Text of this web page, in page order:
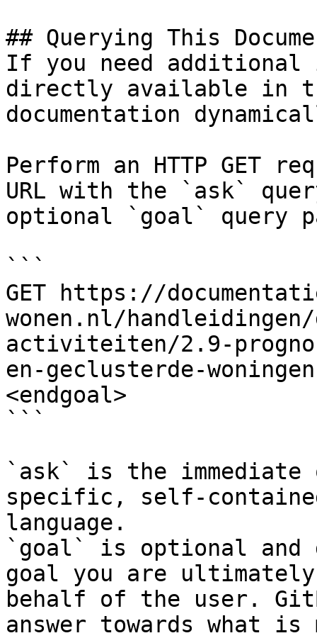
## Querying This
If you need
directly available in
documentation
Perform an HTTP GET
URL with the `ask`
optional `goal` query
```
GET https://
wonen.nl/
activiteiten/2.9-
en-geclusterde-
<endgoal>
```
`ask` is the
specific, self-
language.
`goal` is optional and
goal you are
behalf of the user.
answer towards what